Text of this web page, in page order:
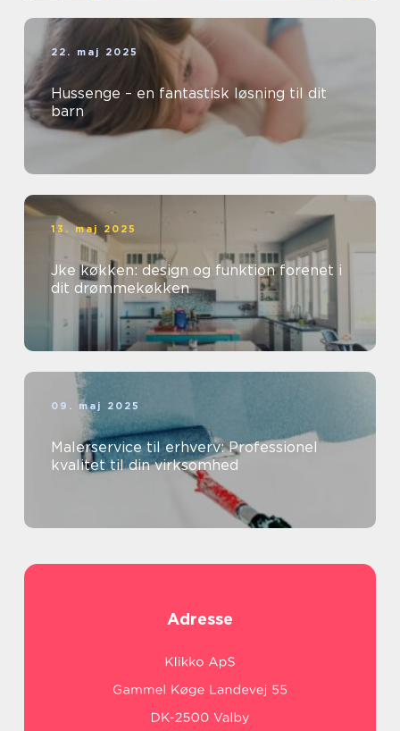
22. maj 2025
Hussenge – en fantastisk løsning til dit
barn
13. maj 2025
Jke køkken: design og funktion forenet i
dit drømmekøkken
09. maj 2025
Malerservice til erhverv: Professionel
kvalitet til din virksomhed
Adresse